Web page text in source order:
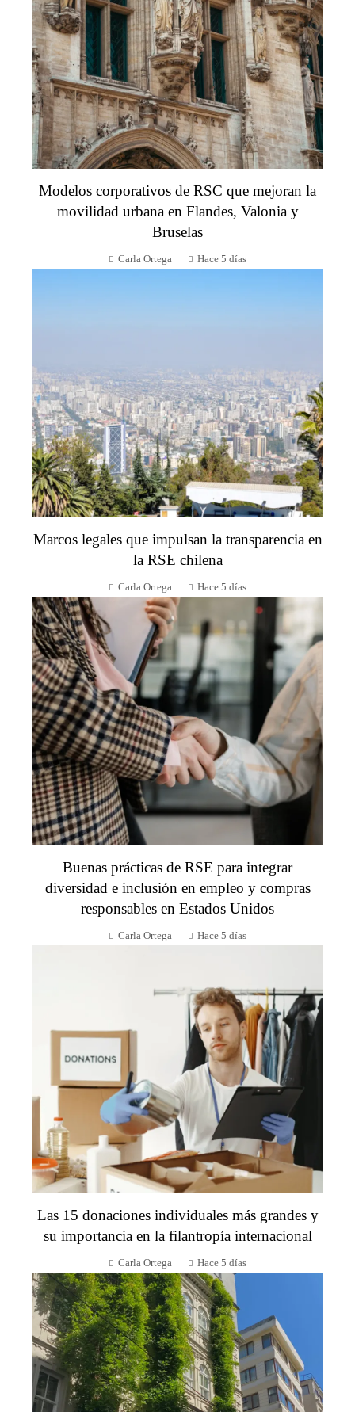
Modelos corporativos de RSC que mejoran la
movilidad urbana en Flandes, Valonia y
Bruselas
Carla Ortega Hace 5 días
Marcos legales que impulsan la transparencia en
la RSE chilena
Carla Ortega Hace 5 días
Buenas prácticas de RSE para integrar
diversidad e inclusión en empleo y compras
responsables en Estados Unidos
Carla Ortega Hace 5 días
Las 15 donaciones individuales más grandes y
su importancia en la filantropía internacional
Carla Ortega Hace 5 días